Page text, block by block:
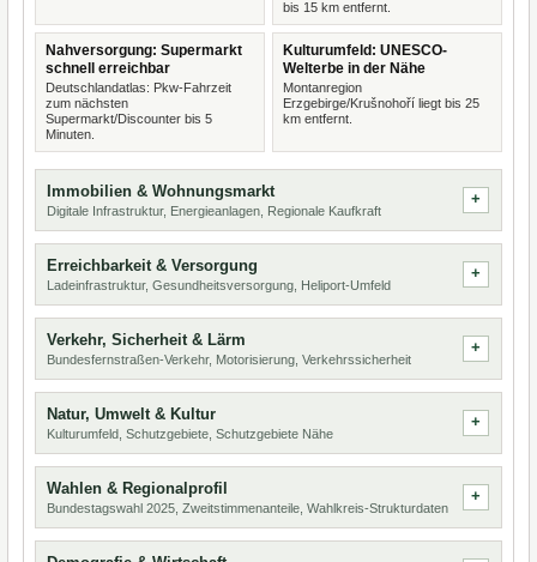
bis 15 km entfernt.
Nahversorgung: Supermarkt
schnell erreichbar
Deutschlandatlas: Pkw-Fahrzeit
zum nächsten
Supermarkt/Discounter bis 5
Minuten.
Kulturumfeld: UNESCO-
Welterbe in der Nähe
Montanregion
Erzgebirge/Krušnohoří liegt bis 25
km entfernt.
Immobilien & Wohnungsmarkt
Digitale Infrastruktur, Energieanlagen, Regionale Kaufkraft
Erreichbarkeit & Versorgung
Ladeinfrastruktur, Gesundheitsversorgung, Heliport-Umfeld
Verkehr, Sicherheit & Lärm
Bundesfernstraßen-Verkehr, Motorisierung, Verkehrssicherheit
Natur, Umwelt & Kultur
Kulturumfeld, Schutzgebiete, Schutzgebiete Nähe
Wahlen & Regionalprofil
Bundestagswahl 2025, Zweitstimmenanteile, Wahlkreis-Strukturdaten